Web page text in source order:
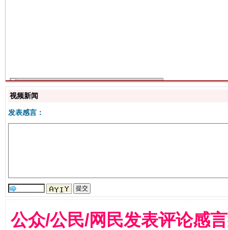
站台名比不上好声名
视频新闻
发表感言：
公众/公民/网民发表评论感